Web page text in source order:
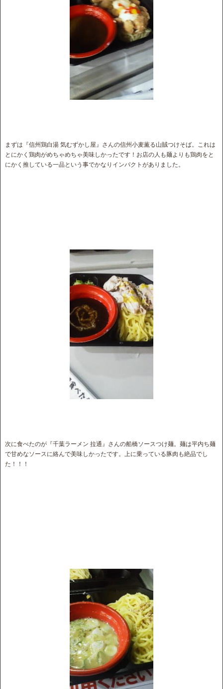
まずは『信州鶏白湯 気むずかし屋』さんの信州小麦薫る山賊つけそば。これは
とにかく鶏肉がめちゃめちゃ美味しかったです！お店の人も麺よりも鶏肉をと
にかく推している一品という事でかなりインパクトがありました。
次に食べたのが『千葉ラーメン 拉通』さんの船橋ソースつけ麺。麺は平内ち麺
で甘めなソースに絡んで美味しかったです。上に乗っている豚肉も絶品でし
た！！！